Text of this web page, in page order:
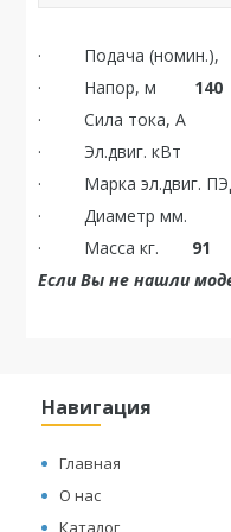
· Подача (номин.),
· Напор, м 140
· Сила тока, А
· Эл.двиг. кВт
· Марка
· Диаметр
· Масса кг. 91
Если Вы не нашли
Навигация
Главная
О нас
Каталог